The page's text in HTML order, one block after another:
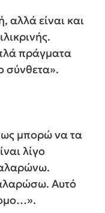
αλλά είναι και
πράγματα
σύνθετα».
μπορώ να τα
λίγο
Αυτό